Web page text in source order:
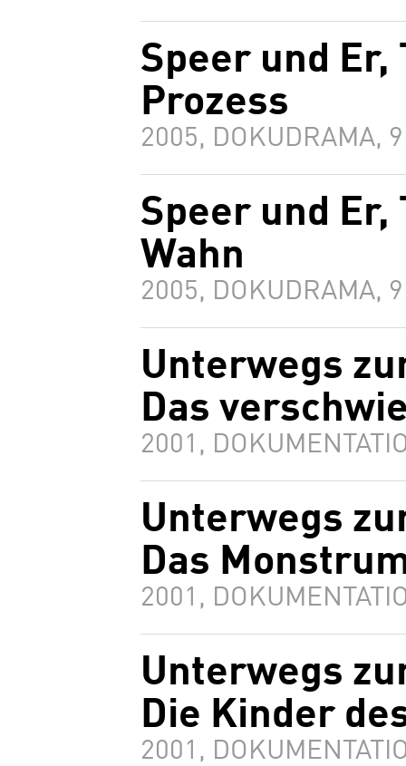
Speer und
Prozess
2005, DOKUDRAMA,
Speer und Er,
Wahn
2005, DOKUDRAMA,
Unterwegs
Das
2001,
Unterwegs
Das
2001,
Unterwegs
Die Kinder
2001,